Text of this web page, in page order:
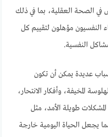
الصحة العقلية، بما في ذلك
النفسيون مؤهلون لتقييم كل
النفسية.
عديدة يمكن أن تكون
المخيفة، وأفكار الانتحار،
طويلة الأمد، مثل
يجعل الحياة اليومية خارجة